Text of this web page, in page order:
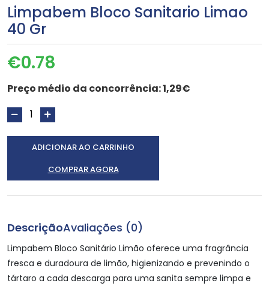
Limpabem Bloco Sanitario Limao
40 Gr
€0.78
Preço médio da concorrência:1,29€
ADICIONAR AO CARRINHO
COMPRAR AGORA
DescriçãoAvaliações (0)
Limpabem Bloco Sanitário Limão oferece uma fragrância
fresca e duradoura de limão, higienizando e prevenindo o
tártaro a cada descarga para uma sanita sempre limpa e